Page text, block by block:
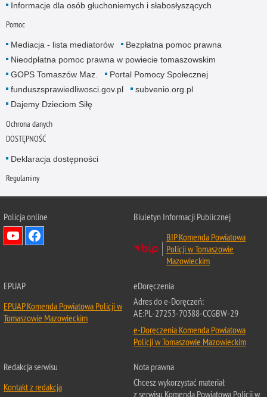
Informacje dla osób głuchoniemych i słabosłyszących
Pomoc
Mediacja - lista mediatorów
Bezpłatna pomoc prawna
Nieodpłatna pomoc prawna w powiecie tomaszowskim
GOPS Tomaszów Maz.
Portal Pomocy Społecznej
funduszsprawiedliwosci.gov.pl
subvenio.org.pl
Dajemy Dzieciom Siłę
Ochrona danych
DOSTĘPNOŚĆ
Deklaracja dostępności
Regulaminy
Policja online
Biuletyn Informacji Publicznej
BIP Komenda Powiatowa
Policji w Tomaszowie
Mazowieckim
EPUAP
EPUAP Komenda Powiatowa Policji w
Tomaszowie Mazowieckim
eDoręczenia
Adres do e-Doręczeń:
AE:PL-27253-70388-CCGBW-29
e-Doręczenia Komenda Powiatowa
Policji w Tomaszowie Mazowieckim
Redakcja serwisu
Kontakt z redakcją
Nota prawna
Chcesz wykorzystać materiał
z serwisu Komenda Powiatowa Policji w